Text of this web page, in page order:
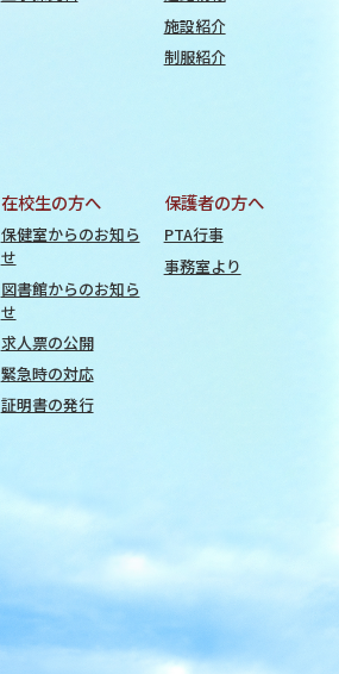
施設紹介
制服紹介
在校生の方へ
保健室からのお知ら
せ
図書館からのお知ら
せ
求人票の公開
緊急時の対応
証明書の発行
保護者の方へ
PTA行事
事務室より